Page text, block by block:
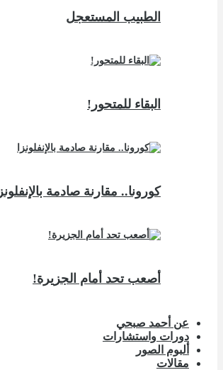
الطبيب المستعجل
البقاء للمتحور!
كورونا.. مقارنة صادمة بالإنفلونزا
أصعب تحد أمام الجزيرة!
عن أحمد صبحي
دورات واستشارات
ألبوم الصور
مقالات